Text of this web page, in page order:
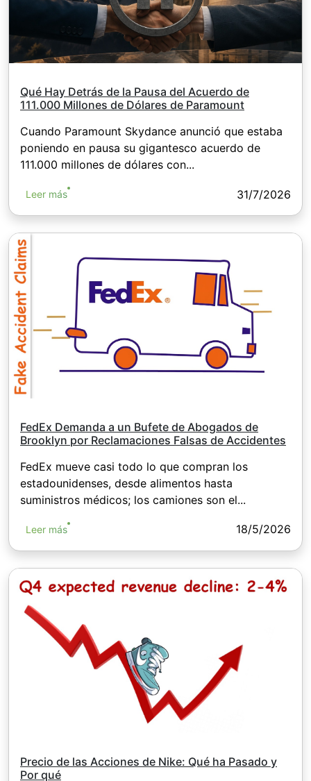
Qué Hay Detrás de la Pausa del Acuerdo de
111.000 Millones de Dólares de Paramount
Cuando Paramount Skydance anunció que estaba
poniendo en pausa su gigantesco acuerdo de
111.000 millones de dólares con...
Leer más 31/7/2026
FedEx Demanda a un Bufete de Abogados de
Brooklyn por Reclamaciones Falsas de Accidentes
FedEx mueve casi todo lo que compran los
estadounidenses, desde alimentos hasta
suministros médicos; los camiones son el...
Leer más 18/5/2026
Precio de las Acciones de Nike: Qué ha Pasado y
Por qué